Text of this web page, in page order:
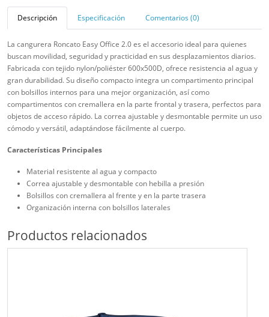
Descripción Especificación Comentarios (0)
La cangurera Roncato Easy Office 2.0 es el accesorio ideal para quienes
buscan movilidad, seguridad y practicidad en sus desplazamientos diarios.
Fabricada con tejido nylon/poliéster 600x500D, ofrece resistencia al agua y
gran durabilidad. Su diseño compacto integra un compartimento principal
con bolsillos internos para una mejor organización, así como
compartimentos con cremallera en la parte frontal y trasera, perfectos para
objetos de acceso rápido. La correa ajustable y desmontable permite un uso
cómodo y versátil, adaptándose fácilmente al cuerpo.
Características Principales
Material resistente al agua y compacto
Correa ajustable y desmontable con hebilla a presión
Bolsillos con cremallera al frente y en la parte trasera
Organización interna con bolsillos laterales
Productos relacionados